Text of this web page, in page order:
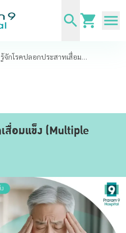
รู้จักโรคปลอกประสาทเสื่อมแข็ง (Multiple Sclerosis) คืออะไร?
สื่อมแข็ง (Multiple